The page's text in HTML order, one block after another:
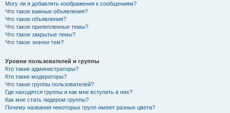
Могу ли я добавлять изображения к сообщениям?
Что такое важные объявления?
Что такое объявления?
Что такое прилепленные темы?
Что такое закрытые темы?
Что такое значки тем?
Уровни пользователей и группы
Кто такие администраторы?
Кто такие модераторы?
Что такое группы пользователей?
Где находятся группы и как мне вступить в них?
Как мне стать лидером группы?
Почему названия некоторых групп имеют разные цвета?